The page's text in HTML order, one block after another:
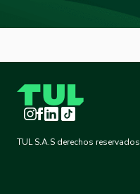
Instagram
Facebook
LinkedInTikTok
TUL S.A.S derechos reservados